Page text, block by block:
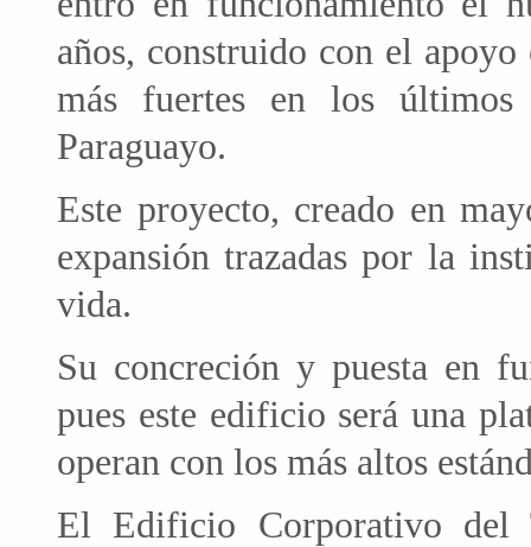
años, construido con el
más fuertes en los
Paraguayo.
Este proyecto, creado en
expansión trazadas por la
vida.
Su concreción y puesta en
pues este edificio será una
operan con los más altos
El Edificio Corporativo del